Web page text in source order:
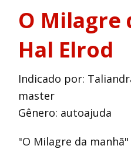
O Milagre
Hal Elrod
Indicado por:
master
Gênero: autoajuda
"O Milagre da